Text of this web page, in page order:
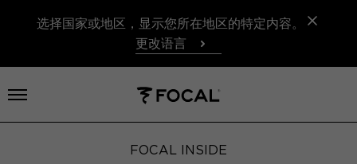
选择国家或地区，显示您所在地区的特定内容。
更改语言
打开菜单
FOCAL INSIDE